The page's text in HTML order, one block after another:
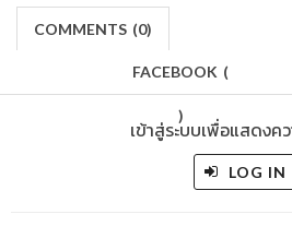
COMMENTS (0)
FACEBOOK (
)
เข้าสู่ระบบเพื่อแสดงค
LOG IN